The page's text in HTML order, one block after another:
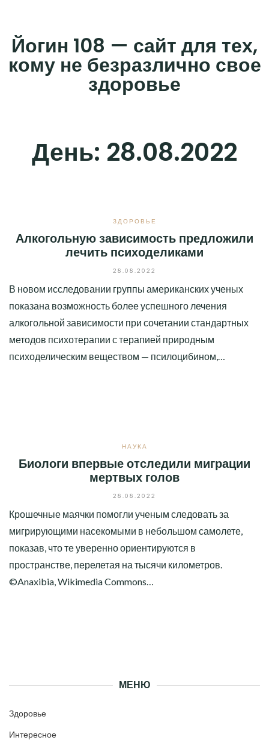
content
Йогин 108 — сайт для тех,
кому не безразлично свое
здоровье
День: 28.08.2022
ЗДОРОВЬЕ
Алкогольную зависимость предложили
лечить психоделиками
28.08.2022
В новом исследовании группы американских ученых
показана возможность более успешного лечения
алкогольной зависимости при сочетании стандартных
методов психотерапии с терапией природным
психоделическим веществом — псилоцибином,…
НАУКА
Биологи впервые отследили миграции
мертвых голов
28.08.2022
Крошечные маячки помогли ученым следовать за
мигрирующими насекомыми в небольшом самолете,
показав, что те уверенно ориентируются в
пространстве, перелетая на тысячи километров.
©Anaxibia, Wikimedia Commons…
МЕНЮ
Здоровье
Интересное